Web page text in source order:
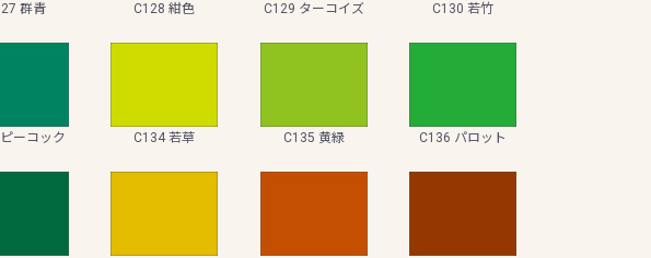
群青 C128 紺色 C129 ターコイズ C130 若竹
ーコック C134 若草 C135 黄緑 C136 パロット